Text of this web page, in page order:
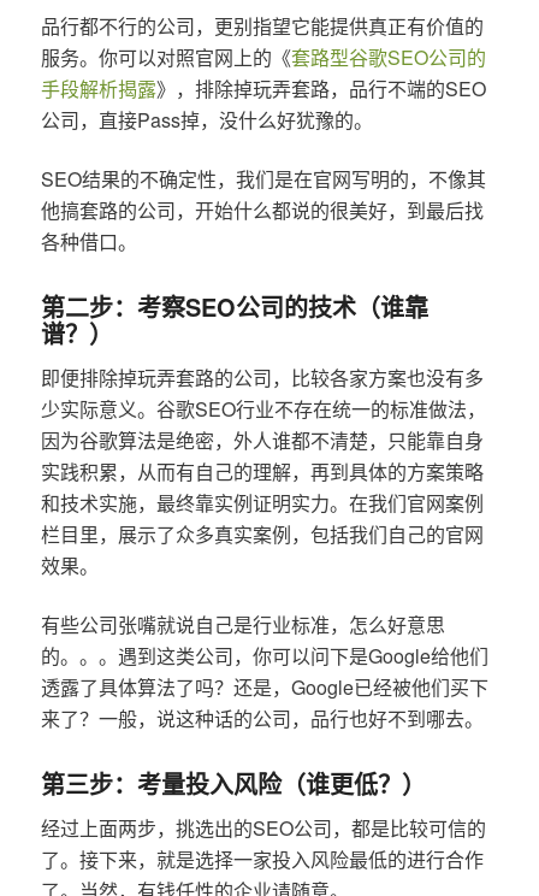
品行都不行的公司，更别指望它能提供真正有价值的
服务。你可以对照官网上的《套路型谷歌SEO公司的
手段解析揭露》，排除掉玩弄套路，品行不端的SEO
公司，直接Pass掉，没什么好犹豫的。
SEO结果的不确定性，我们是在官网写明的，不像其
他搞套路的公司，开始什么都说的很美好，到最后找
各种借口。
第二步：考察SEO公司的技术（谁靠
谱？）
即便排除掉玩弄套路的公司，比较各家方案也没有多
少实际意义。谷歌SEO行业不存在统一的标准做法，
因为谷歌算法是绝密，外人谁都不清楚，只能靠自身
实践积累，从而有自己的理解，再到具体的方案策略
和技术实施，最终靠实例证明实力。在我们官网案例
栏目里，展示了众多真实案例，包括我们自己的官网
效果。
有些公司张嘴就说自己是行业标准，怎么好意思
的。。。遇到这类公司，你可以问下是Google给他们
透露了具体算法了吗？还是，Google已经被他们买下
来了？一般，说这种话的公司，品行也好不到哪去。
第三步：考量投入风险（谁更低？）
经过上面两步，挑选出的SEO公司，都是比较可信的
了。接下来，就是选择一家投入风险最低的进行合作